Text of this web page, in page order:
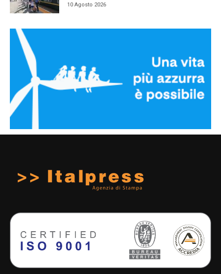
10 Agosto 2026